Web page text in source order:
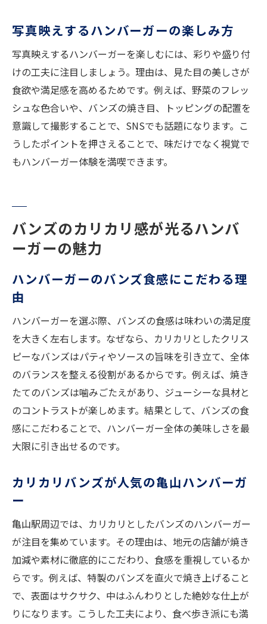
写真映えするハンバーガーの楽しみ方
写真映えするハンバーガーを楽しむには、彩りや盛り付
けの工夫に注目しましょう。理由は、見た目の美しさが
食欲や満足感を高めるためです。例えば、野菜のフレッ
シュな色合いや、バンズの焼き目、トッピングの配置を
意識して撮影することで、SNSでも話題になります。こ
うしたポイントを押さえることで、味だけでなく視覚で
もハンバーガー体験を満喫できます。
バンズのカリカリ感が光るハンバ
ーガーの魅力
ハンバーガーのバンズ食感にこだわる理
由
ハンバーガーを選ぶ際、バンズの食感は味わいの満足度
を大きく左右します。なぜなら、カリカリとしたクリス
ピーなバンズはパティやソースの旨味を引き立て、全体
のバランスを整える役割があるからです。例えば、焼き
たてのバンズは噛みごたえがあり、ジューシーな具材と
のコントラストが楽しめます。結果として、バンズの食
感にこだわることで、ハンバーガー全体の美味しさを最
大限に引き出せるのです。
カリカリバンズが人気の亀山ハンバーガ
ー
亀山駅周辺では、カリカリとしたバンズのハンバーガー
が注目を集めています。その理由は、地元の店舗が焼き
加減や素材に徹底的にこだわり、食感を重視しているか
らです。例えば、特製のバンズを直火で焼き上げること
で、表面はサクサク、中はふんわりとした絶妙な仕上が
りになります。こうした工夫により、食べ歩き派にも満